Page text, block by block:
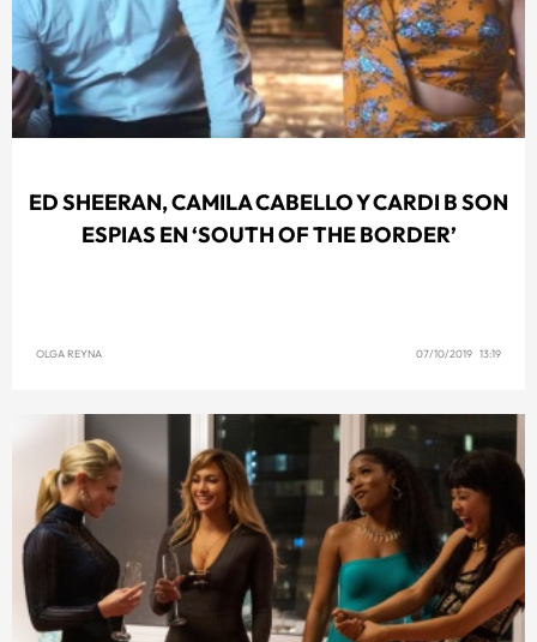
ED SHEERAN, CAMILA CABELLO Y CARDI B SON
ESPIAS EN ‘SOUTH OF THE BORDER’
OLGA REYNA 07/10/2019 13:19